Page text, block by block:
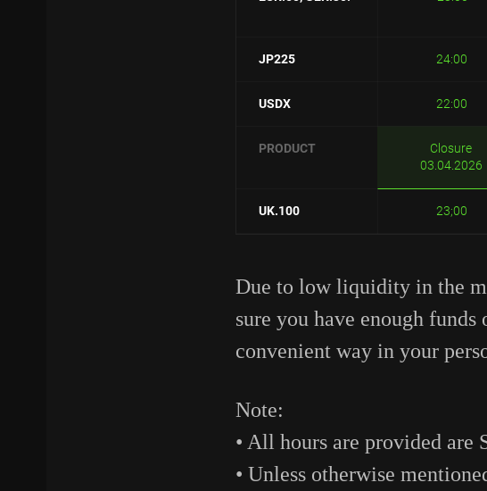
JP225 24:00
USDX 22:00
PRODUCT
Closure
03.04.2026
UK.100 23;00
Due to low liquidity in the
sure you have enough funds
convenient way in your
Note:
• All hours are provided
• Unless otherwise